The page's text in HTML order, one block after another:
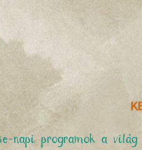
napi programok a világ